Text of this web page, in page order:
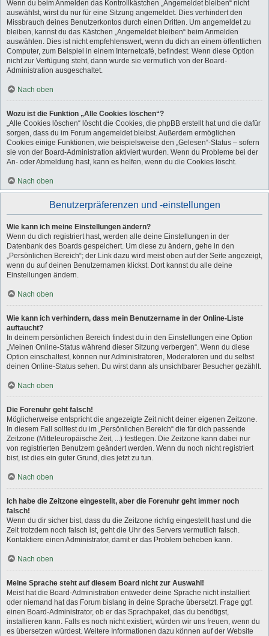
Wenn du beim Anmelden das Kontrollkästchen „Angemeldet bleiben“ nicht
auswählst, wirst du nur für eine Sitzung angemeldet. Dies verhindert den
Missbrauch deines Benutzerkontos durch einen Dritten. Um angemeldet zu
bleiben, kannst du das Kästchen „Angemeldet bleiben“ beim Anmelden
auswählen. Dies ist nicht empfehlenswert, wenn du dich an einem öffentlichen
Computer, zum Beispiel in einem Internetcafé, befindest. Wenn diese Option
nicht zur Verfügung steht, dann wurde sie vermutlich von der Board-
Administration ausgeschaltet.
Nach oben
Wozu ist die Funktion „Alle Cookies löschen“?
„Alle Cookies löschen“ löscht die Cookies, die phpBB erstellt hat und die dafür
sorgen, dass du im Forum angemeldet bleibst. Außerdem ermöglichen
Cookies einige Funktionen, wie beispielsweise den „Gelesen“-Status – sofern
sie von der Board-Administration aktiviert wurden. Wenn du Probleme bei der
An- oder Abmeldung hast, kann es helfen, wenn du die Cookies löscht.
Nach oben
Benutzerpräferenzen und -einstellungen
Wie kann ich meine Einstellungen ändern?
Wenn du dich registriert hast, werden alle deine Einstellungen in der
Datenbank des Boards gespeichert. Um diese zu ändern, gehe in den
„Persönlichen Bereich“; der Link dazu wird meist oben auf der Seite angezeigt,
wenn du auf deinen Benutzernamen klickst. Dort kannst du alle deine
Einstellungen ändern.
Nach oben
Wie kann ich verhindern, dass mein Benutzername in der Online-Liste
auftaucht?
In deinem persönlichen Bereich findest du in den Einstellungen eine Option
„Meinen Online-Status während dieser Sitzung verbergen“. Wenn du diese
Option einschaltest, können nur Administratoren, Moderatoren und du selbst
deinen Online-Status sehen. Du wirst dann als unsichtbarer Besucher gezählt.
Nach oben
Die Forenuhr geht falsch!
Möglicherweise entspricht die angezeigte Zeit nicht deiner eigenen Zeitzone.
In diesem Fall solltest du im „Persönlichen Bereich“ die für dich passende
Zeitzone (Mitteleuropäische Zeit, ...) festlegen. Die Zeitzone kann dabei nur
von registrierten Benutzern geändert werden. Wenn du noch nicht registriert
bist, ist dies ein guter Grund, dies jetzt zu tun.
Nach oben
Ich habe die Zeitzone eingestellt, aber die Forenuhr geht immer noch
falsch!
Wenn du dir sicher bist, dass du die Zeitzone richtig eingestellt hast und die
Zeit trotzdem noch falsch ist, geht die Uhr des Servers vermutlich falsch.
Kontaktiere einen Administrator, damit er das Problem beheben kann.
Nach oben
Meine Sprache steht auf diesem Board nicht zur Auswahl!
Meist hat die Board-Administration entweder deine Sprache nicht installiert
oder niemand hat das Forum bislang in deine Sprache übersetzt. Frage ggf.
einen Board-Administrator, ob er das Sprachpaket, das du benötigst,
installieren kann. Falls es noch nicht existiert, würden wir uns freuen, wenn du
es übersetzen würdest. Weitere Informationen dazu können auf der Website